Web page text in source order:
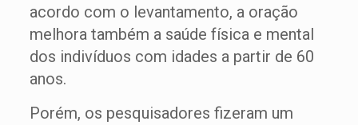
acordo com o levantamento, a oração
melhora também a saúde física e mental
dos indivíduos com idades a partir de 60
anos.
Porém, os pesquisadores fizeram um